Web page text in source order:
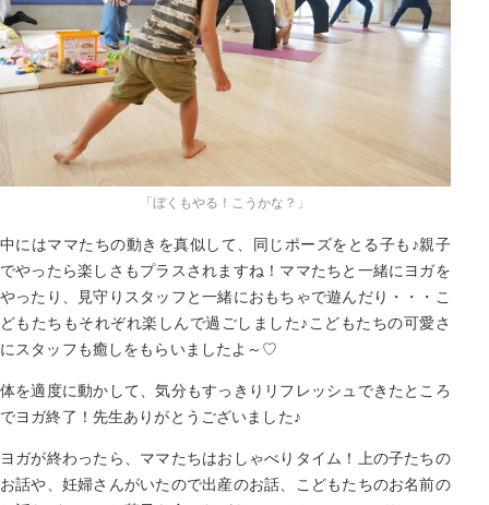
「ぼくもやる！こうかな？」
中にはママたちの動きを真似して、同じポーズをとる子も♪親子
でやったら楽しさもプラスされますね！ママたちと一緒にヨガを
やったり、見守りスタッフと一緒におもちゃで遊んだり・・・こ
どもたちもそれぞれ楽しんで過ごしました♪こどもたちの可愛さ
にスタッフも癒しをもらいましたよ～♡
体を適度に動かして、気分もすっきりリフレッシュできたところ
でヨガ終了！先生ありがとうございました♪
ヨガが終わったら、ママたちはおしゃべりタイム！上の子たちの
お話や、妊婦さんがいたので出産のお話、こどもたちのお名前の